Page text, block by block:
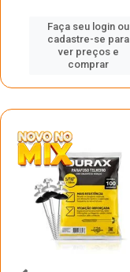
Faça seu login ou
cadastre-se para
ver preços e
comprar